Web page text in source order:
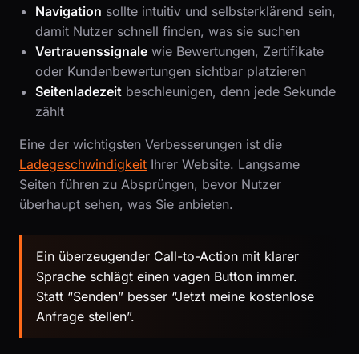
Navigation sollte intuitiv und selbsterklärend sein,
damit Nutzer schnell finden, was sie suchen
Vertrauenssignale wie Bewertungen, Zertifikate
oder Kundenbewertungen sichtbar platzieren
Seitenladezeit beschleunigen, denn jede Sekunde
zählt
Eine der wichtigsten Verbesserungen ist die
Ladegeschwindigkeit Ihrer Website. Langsame
Seiten führen zu Absprüngen, bevor Nutzer
überhaupt sehen, was Sie anbieten.
Ein überzeugender Call-to-Action mit klarer
Sprache schlägt einen vagen Button immer.
Statt “Senden” besser “Jetzt meine kostenlose
Anfrage stellen”.